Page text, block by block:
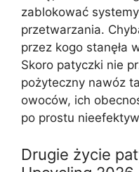
zablokować
przetwarzania.
przez kogo stanęła
Skoro patyczki nie
pożyteczny nawóz
owoców, ich
po prostu
Drugie życie